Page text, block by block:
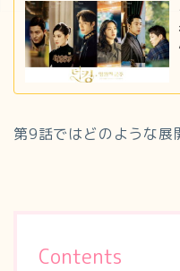
第9話ではどのような展
Contents